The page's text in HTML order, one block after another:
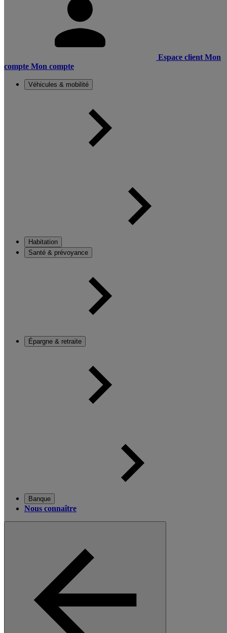
Espace client Mon
compte Mon compte
Véhicules & mobilité
Habitation
Santé & prévoyance
Épargne & retraite
Banque
Nous connaître